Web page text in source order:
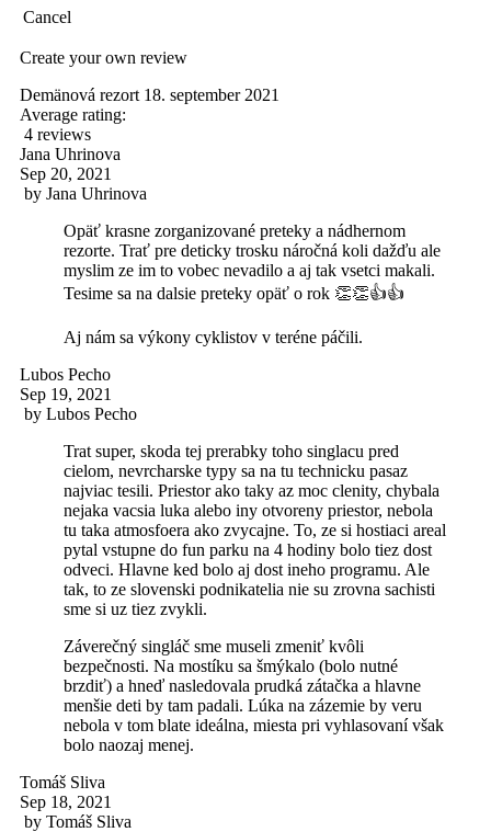
Cancel
Create your own review
Demänová rezort 18. september 2021
Average rating:
4 reviews
Jana Uhrinova
Sep 20, 2021
by Jana Uhrinova
Opäť krasne zorganizované preteky a nádhernom
rezorte. Trať pre deticky trosku náročná koli dažďu ale
myslim ze im to vobec nevadilo a aj tak vsetci makali.
Tesime sa na dalsie preteky opäť o rok 👏👏👍👍
Aj nám sa výkony cyklistov v teréne páčili.
Lubos Pecho
Sep 19, 2021
by Lubos Pecho
Trat super, skoda tej prerabky toho singlacu pred
cielom, nevrcharske typy sa na tu technicku pasaz
najviac tesili. Priestor ako taky az moc clenity, chybala
nejaka vacsia luka alebo iny otvoreny priestor, nebola
tu taka atmosfoera ako zvycajne. To, ze si hostiaci areal
pytal vstupne do fun parku na 4 hodiny bolo tiez dost
odveci. Hlavne ked bolo aj dost ineho programu. Ale
tak, to ze slovenski podnikatelia nie su zrovna sachisti
sme si uz tiez zvykli.
Záverečný singláč sme museli zmeniť kvôli
bezpečnosti. Na mostíku sa šmýkalo (bolo nutné
brzdiť) a hneď nasledovala prudká zátačka a hlavne
menšie deti by tam padali. Lúka na zázemie by veru
nebola v tom blate ideálna, miesta pri vyhlasovaní však
bolo naozaj menej.
Tomáš Sliva
Sep 18, 2021
by Tomáš Sliva